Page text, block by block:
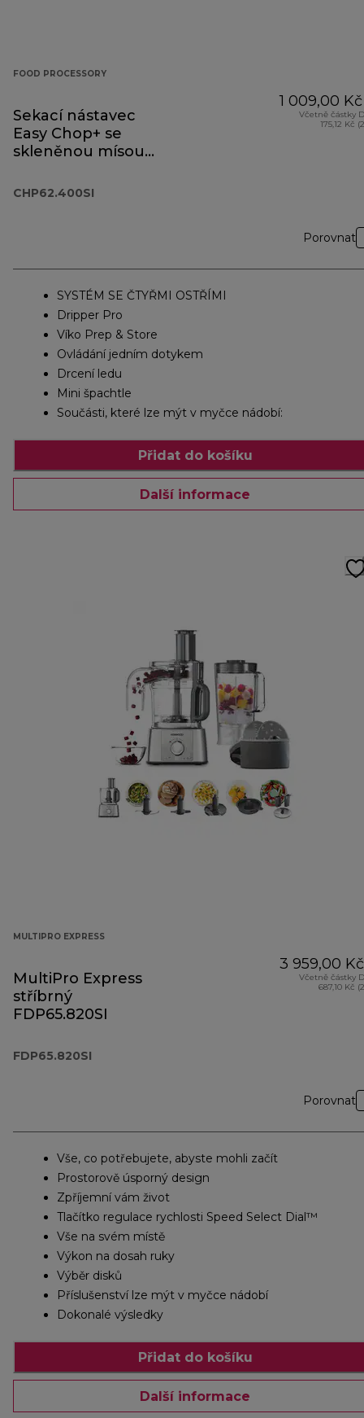
FOOD PROCESSORY
Sekací nástavec
Easy Chop+ se
skleněnou mísou
CHP62.400SI
1 009,00 Kč
Včetně částky
175,12 Kč
Porovnat
SYSTÉM SE ČTYŘMI OSTŘÍMI
Dripper Pro
Víko Prep & Store
Ovládání jedním dotykem
Drcení ledu
Mini špachtle
Součásti, které lze mýt v myčce nádobí:
Přidat do košíku
Další informace
MULTIPRO EXPRESS
MultiPro Express
stříbrný
FDP65.820SI
FDP65.820SI
3 959,00 Kč
Včetně částky
687,10 Kč
Porovnat
Vše, co potřebujete, abyste mohli začít
Prostorově úsporný design
Zpříjemní vám život
Tlačítko regulace rychlosti Speed Select Dial™
Vše na svém místě
Výkon na dosah ruky
Výběr disků
Příslušenství lze mýt v myčce nádobí
Dokonalé výsledky
Přidat do košíku
Další informace